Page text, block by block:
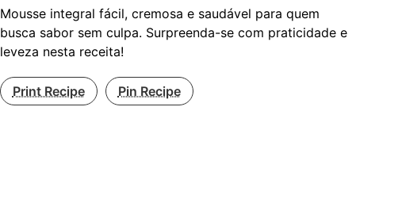
Mousse integral fácil, cremosa e saudável para quem
busca sabor sem culpa. Surpreenda-se com praticidade e
leveza nesta receita!
Print Recipe Pin Recipe